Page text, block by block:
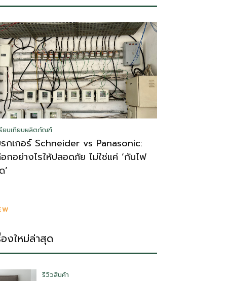
ยบเทียบผลิตภัณฑ์
รกเกอร์ Schneider vs Panasonic:
อกอย่างไรให้ปลอดภัย ไม่ใช่แค่ ‘กันไฟ
’
องใหม่ล่าสุด
รีวิวสินค้า